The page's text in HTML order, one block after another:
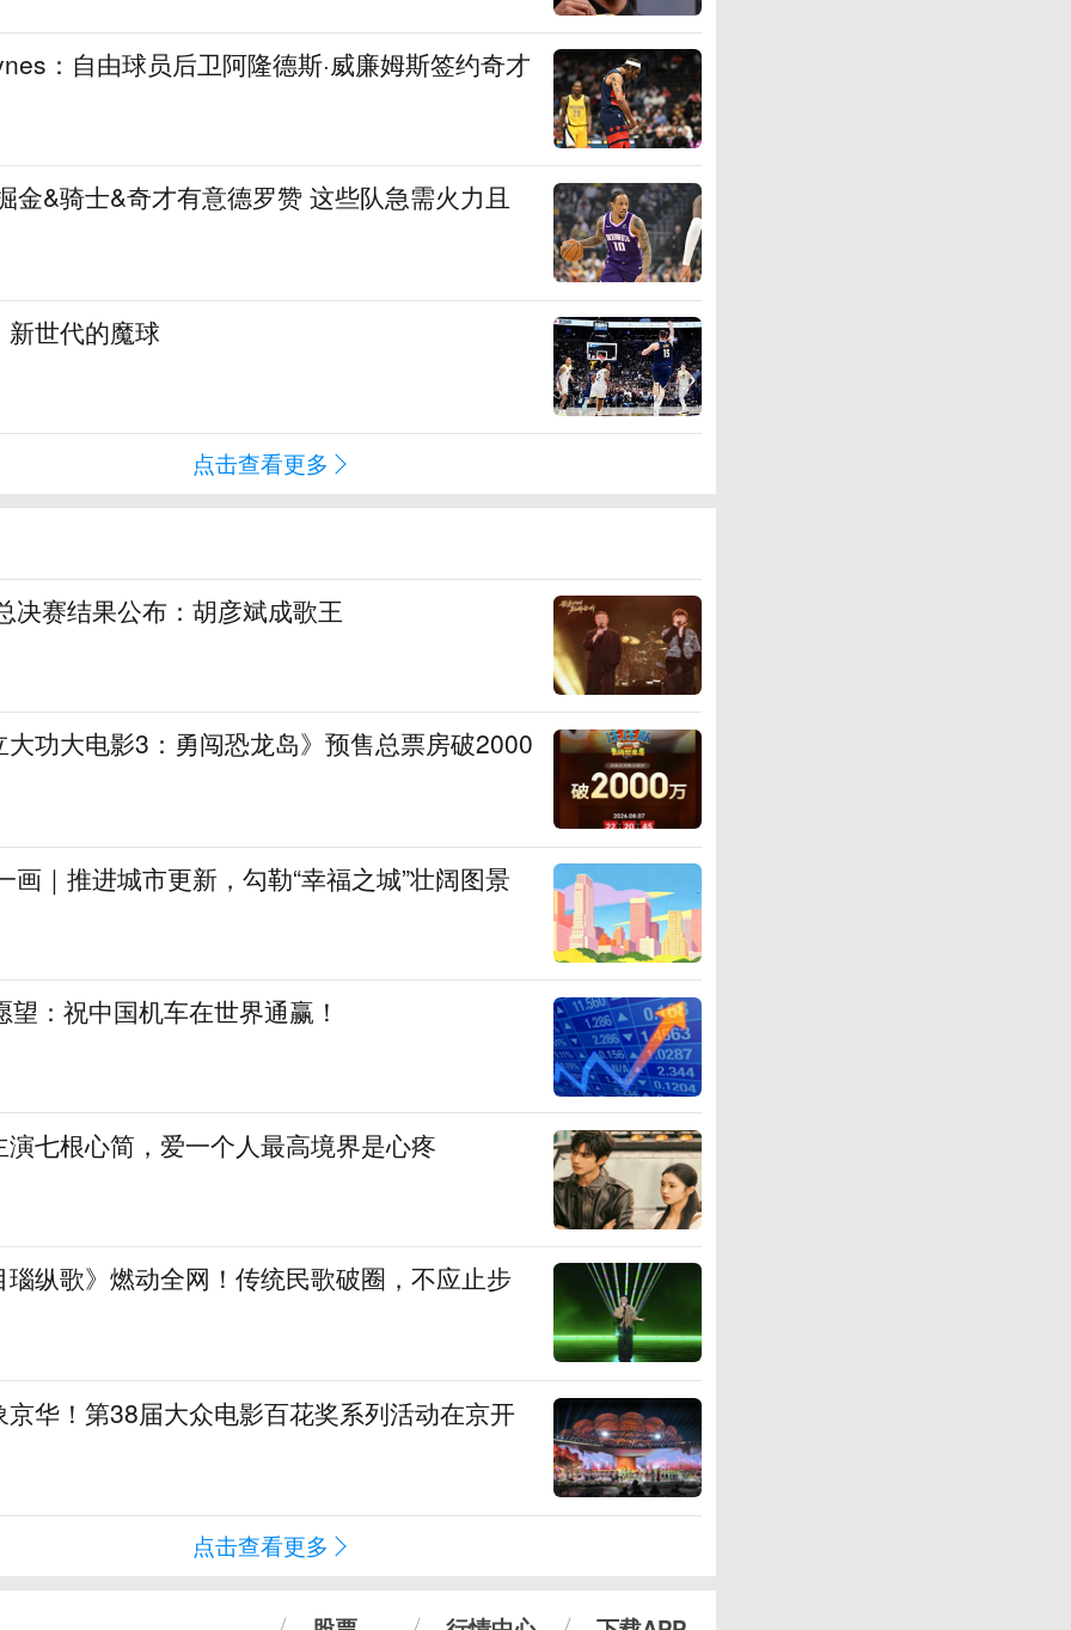
：自由球员后卫阿隆德斯·威廉姆斯签约奇才
金&骑士&奇才有意德罗赞 这些队急需火力且
世代的魔球
点击查看更多
决赛结果公布：胡彦斌成歌王
功大电影3：勇闯恐龙岛》预售总票房破2000
画｜推进城市更新，勾勒“幸福之城”壮阔图景
：祝中国机车在世界通赢！
七根心简，爱一个人最高境界是心疼
纵歌》燃动全网！传统民歌破圈，不应止步
华！第38届大众电影百花奖系列活动在京开
点击查看更多